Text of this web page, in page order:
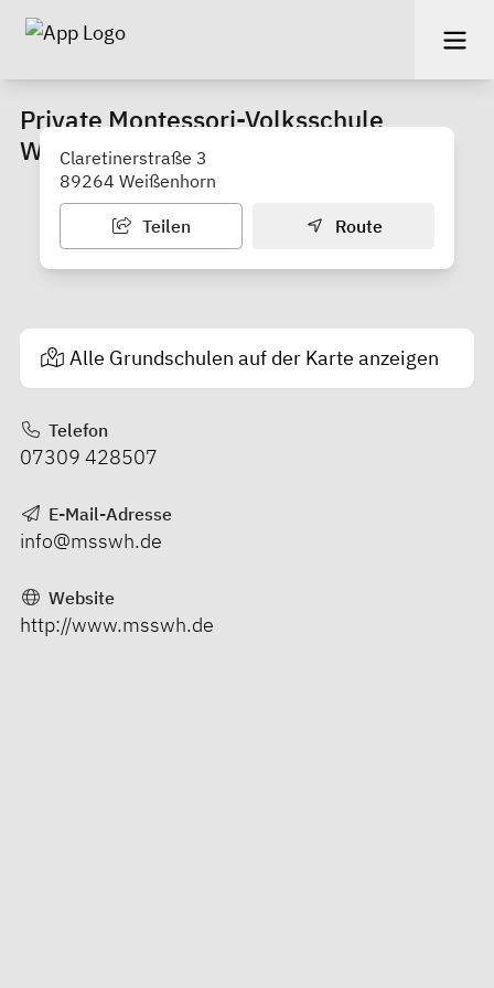
Private Montessori-Volksschule
Weißenhorn
Claretinerstraße 3
89264 Weißenhorn
Teilen Route
Alle Grundschulen auf der Karte anzeigen
Telefon
07309 428507
E-Mail-Adresse
info@msswh.de
Website
http://www.msswh.de